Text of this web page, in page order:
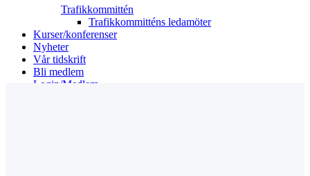
Trafikkommittén
Trafikkommitténs ledamöter
Kurser/konferenser
Nyheter
Vår tidskrift
Bli medlem
Login/Medlem